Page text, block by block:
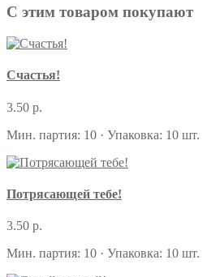
С этим товаром покупают
Счастья!
3.50 р.
Мин. партия: 10 · Упаковка: 10 шт.
Потрясающей тебе!
3.50 р.
Мин. партия: 10 · Упаковка: 10 шт.